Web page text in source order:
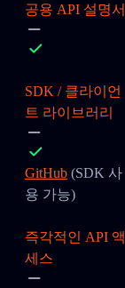
공용 API 설명서
SDK / 클라이언
트 라이브러리
GitHub (SDK 사
용 가능)
즉각적인 API 액
세스